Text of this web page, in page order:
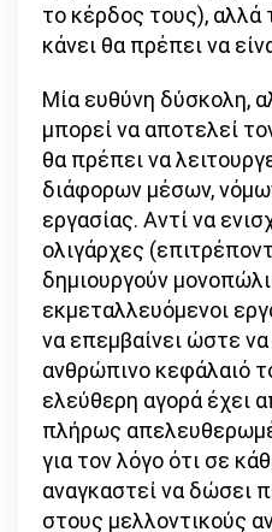
το κέρδος τους), αλλά
κάνει θα πρέπει να
Μία ευθύνη δύσκολη,
μπορεί να αποτελεί
θα πρέπει να
διάφορων μέσων,
εργασίας. Αντί να
ολιγάρχες
δημιουργούν
εκμεταλλευόμενοι
να επεμβαίνει ώστε
ανθρώπινο κεφάλαιό
ελεύθερη αγορά έχει
πλήρως
για τον λόγο ότι σε
αναγκαστεί να δώσει
στους μελλοντικούς